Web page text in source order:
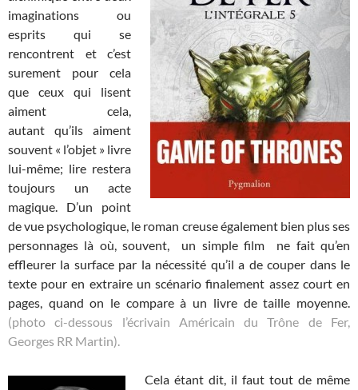
imaginations ou
esprits qui se
rencontrent et c’est
surement pour cela
que ceux qui lisent
aiment cela,
autant qu’ils aiment
souvent « l’objet » livre
lui-même; lire restera
toujours un acte
magique. D’un point
de vue psychologique, le roman creuse également bien plus ses
personnages là où, souvent, un simple film ne fait qu’en
effleurer la surface par la nécessité qu’il a de couper dans le
texte pour en extraire un scénario finalement assez court en
pages, quand on le compare à un livre de taille moyenne.
(photo ci-dessous l’écrivain Américain du Trône de Fer,
Georges RR Martin).
Cela étant dit, il faut tout de même